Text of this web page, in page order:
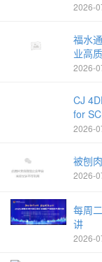
2026-
福水
业高
2026-
CJ
for
2026-
被刨
2026-
每周
讲
2026-